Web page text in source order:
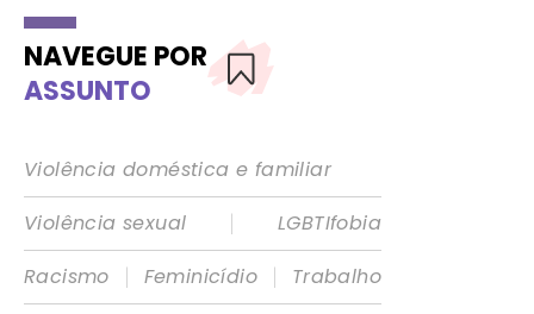
NAVEGUE POR
ASSUNTO
Violência doméstica e familiar
Violência sexual
|
LGBTIfobia
Racismo
| Feminicídio |
Trabalho